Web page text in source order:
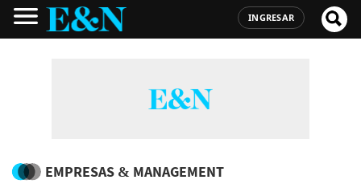
INGRESAR
EMPRESAS & MANAGEMENT